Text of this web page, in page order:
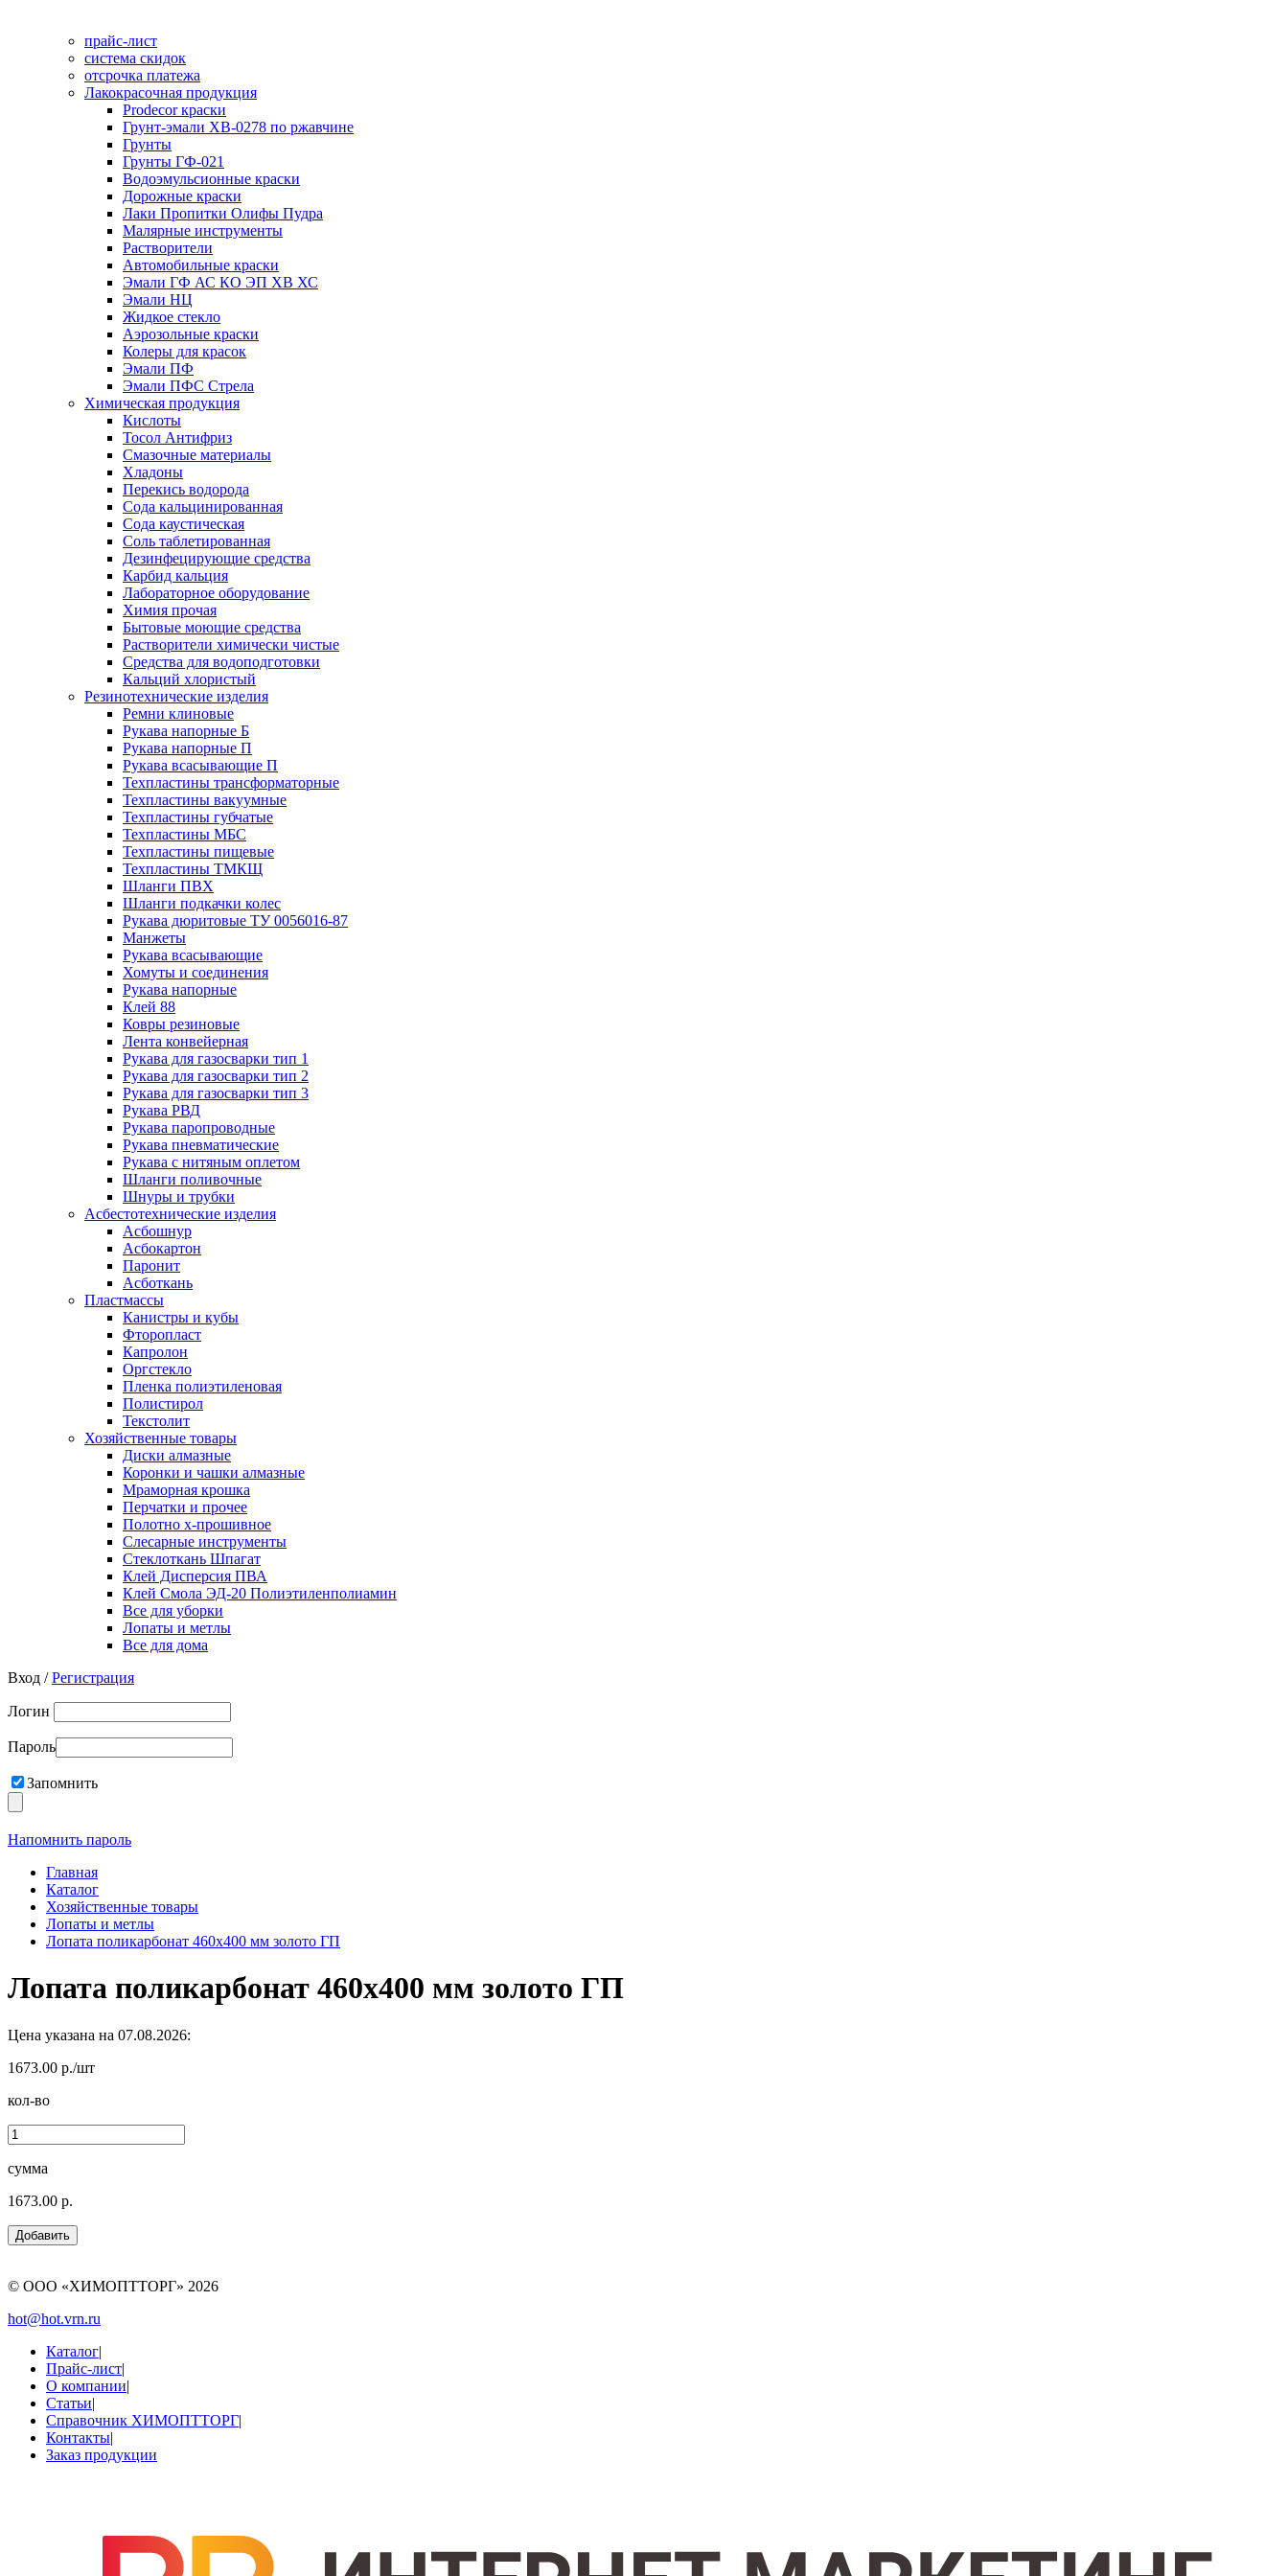
прайс-лист
система скидок
отсрочка платежа
Лакокрасочная продукция
Prodecor краски
Грунт-эмали ХВ-0278 по ржавчине
Грунты
Грунты ГФ-021
Водоэмульсионные краски
Дорожные краски
Лаки Пропитки Олифы Пудра
Малярные инструменты
Растворители
Автомобильные краски
Эмали ГФ АС КО ЭП ХВ ХС
Эмали НЦ
Жидкое стекло
Аэрозольные краски
Колеры для красок
Эмали ПФ
Эмали ПФС Стрела
Химическая продукция
Кислоты
Тосол Антифриз
Смазочные материалы
Хладоны
Перекись водорода
Сода кальцинированная
Сода каустическая
Соль таблетированная
Дезинфецирующие средства
Карбид кальция
Лабораторное оборудование
Химия прочая
Бытовые моющие средства
Растворители химически чистые
Средства для водоподготовки
Кальций хлористый
Резинотехнические изделия
Ремни клиновые
Рукава напорные Б
Рукава напорные П
Рукава всасывающие П
Техпластины трансформаторные
Техпластины вакуумные
Техпластины губчатые
Техпластины МБС
Техпластины пищевые
Техпластины ТМКЩ
Шланги ПВХ
Шланги подкачки колес
Рукава дюритовые ТУ 0056016-87
Манжеты
Рукава всасывающие
Хомуты и соединения
Рукава напорные
Клей 88
Ковры резиновые
Лента конвейерная
Рукава для газосварки тип 1
Рукава для газосварки тип 2
Рукава для газосварки тип 3
Рукава РВД
Рукава паропроводные
Рукава пневматические
Рукава с нитяным оплетом
Шланги поливочные
Шнуры и трубки
Асбестотехнические изделия
Асбошнур
Асбокартон
Паронит
Асботкань
Пластмассы
Канистры и кубы
Фторопласт
Капролон
Оргстекло
Пленка полиэтиленовая
Полистирол
Текстолит
Хозяйственные товары
Диски алмазные
Коронки и чашки алмазные
Мраморная крошка
Перчатки и прочее
Полотно х-прошивное
Слесарные инструменты
Стеклоткань Шпагат
Клей Дисперсия ПВА
Клей Смола ЭД-20 Полиэтиленполиамин
Все для уборки
Лопаты и метлы
Все для дома
Вход /Регистрация
Логин
Пароль
Запомнить
Напомнить пароль
Главная
Каталог
Хозяйственные товары
Лопаты и метлы
Лопата поликарбонат 460х400 мм золото ГП
Лопата поликарбонат 460х400 мм золото ГП
Цена указана на 07.08.2026:
1673.00 р./шт
кол-во
сумма
1673.00 р.
© ООО «ХИМОПТТОРГ» 2026
hot@hot.vrn.ru
Каталог|
Прайс-лист|
О компании|
Статьи|
Справочник ХИМОПТТОРГ|
Контакты|
Заказ продукции